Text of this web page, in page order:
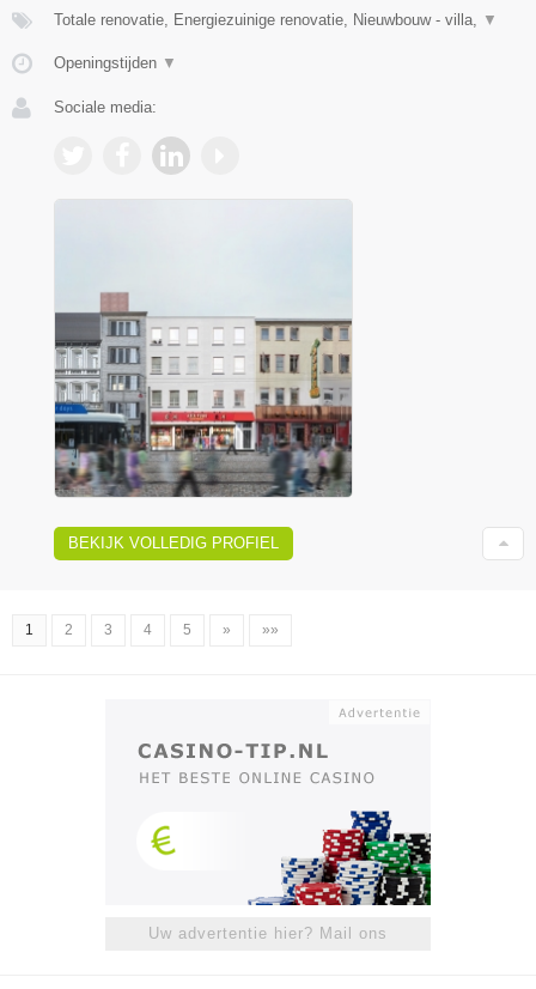
Totale renovatie, Energiezuinige renovatie, Nieuwbouw - villa, ▼
Openingstijden ▼
Sociale media:
BEKIJK VOLLEDIG PROFIEL
1 2 3 4 5 » »»
Uw advertentie hier? Mail ons